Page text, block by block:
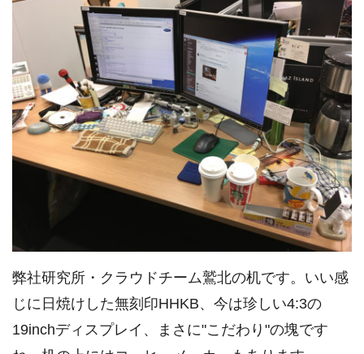
弊社研究所・クラウドチーム鷲北の机です。いい感
じに日焼けした無刻印HHKB、今は珍しい4:3の
19inchディスプレイ、まさに"こだわり"の塊です